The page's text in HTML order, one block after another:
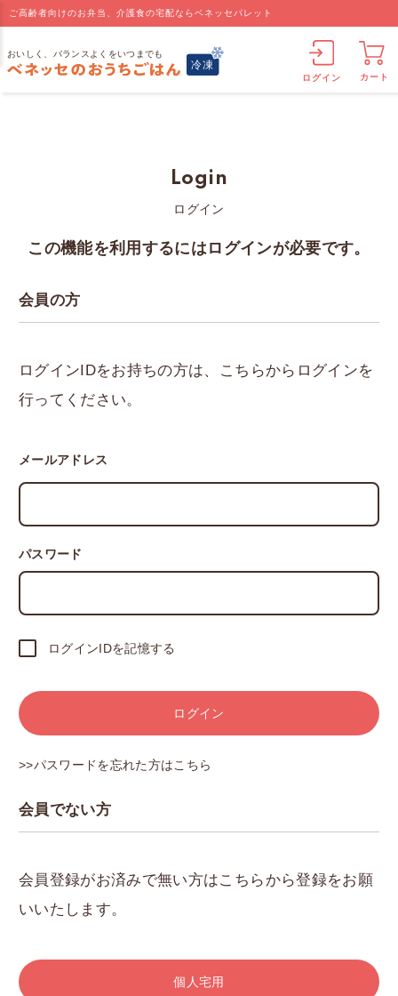
ご高齢者向けのお弁当、介護食の宅配ならベネッセパレット
ログイン カート
Login
ログイン
この機能を利用するにはログインが必要です。
会員の方
ログインIDをお持ちの方は、こちらからログインを
行ってください。
メールアドレス
パスワード
ログインIDを記憶する
ログイン
>>パスワードを忘れた方はこちら
会員でない方
会員登録がお済みで無い方はこちらから登録をお願
いいたします。
個人宅用